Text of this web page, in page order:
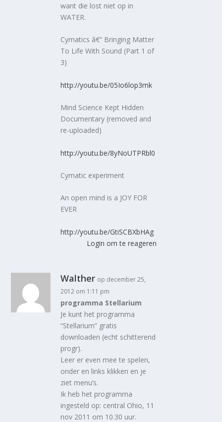
want die lost niet op in
WATER.
Cymatics â€“ Bringing Matter
To Life With Sound (Part 1 of
3)
http://youtu.be/05Io6lop3mk
Mind Science Kept Hidden
Documentary (removed and
re-uploaded)
http://youtu.be/8yNoUTPRbl0
Cymatic experiment
An open mind is a JOY FOR
EVER
http://youtu.be/GtiSCBXbHAg
Login om te reageren
Walther op december 25,
2012 om 1:11 pm
programma Stellarium
Je kunt het programma
“Stellarium” gratis
downloaden (echt schitterend
progr).
Leer er even mee te spelen,
onder en links klikken en je
ziet menu’s.
Ik heb het programma
ingesteld op: central Ohio, 11
nov 2011 om 10.30 uur.